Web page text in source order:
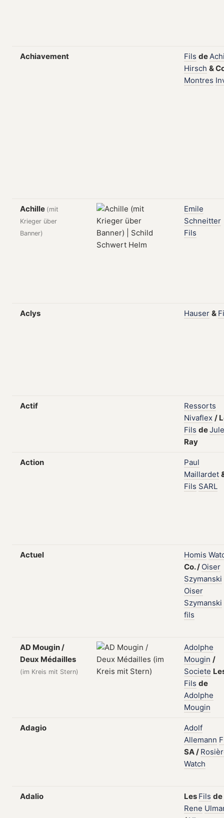
Achiavement Fils de
Hirsch &
Montres
Achille (mit
Krieger über
Banner)
Emile
Schneitter
Fils
Aclys Hauser &
Actif
Ressorts
Nivaflex /
Fils de
Ray
Action
Paul
Maillardet
Fils SARL
Actuel Homis
Co./ Oiser
Szymanski
Oiser
Szymanski
fils
AD Mougin /
Deux Médailles
(im Kreis mit Stern)
Adolphe
Mougin /
Societe
Fils de
Adolphe
Mougin
Adagio
Adolf
Allemann
SA/
Watch
Adalio Les Fils de
Rene